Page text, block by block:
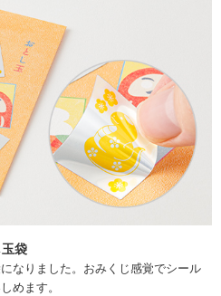
袋
なりました。おみくじ感覚でシール
めます。